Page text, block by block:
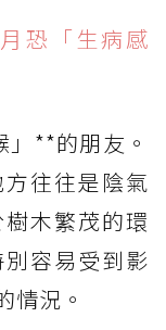
恐「生病感
**的朋友。
往往是陰氣
木繁茂的環
容易受到影
情況。